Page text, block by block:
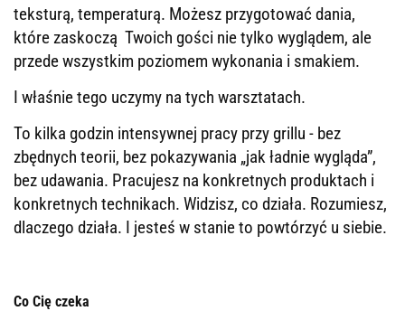
teksturą, temperaturą. Możesz przygotować dania,
które zaskoczą Twoich gości nie tylko wyglądem, ale
przede wszystkim poziomem wykonania i smakiem.
I właśnie tego uczymy na tych warsztatach.
To kilka godzin intensywnej pracy przy grillu - bez
zbędnych teorii, bez pokazywania „jak ładnie wygląda”,
bez udawania. Pracujesz na konkretnych produktach i
konkretnych technikach. Widzisz, co działa. Rozumiesz,
dlaczego działa. I jesteś w stanie to powtórzyć u siebie.
Co Cię czeka